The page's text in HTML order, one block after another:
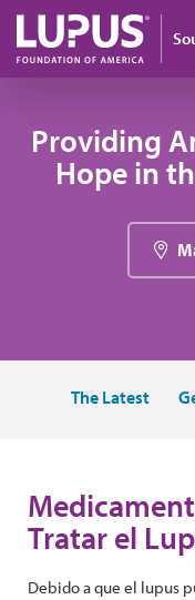
Pasar al contenido
Providing
Hope in
The Latest
Tratar el
Debido a que el lupus